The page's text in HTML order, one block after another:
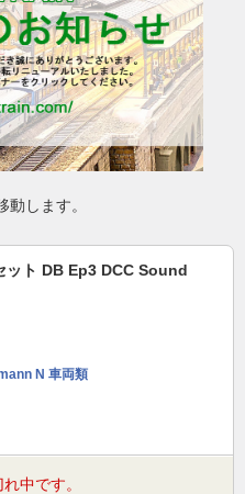
します。
ット DB Ep3 DCC Sound
N 車両類
中です。